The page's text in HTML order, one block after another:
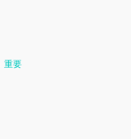
重要